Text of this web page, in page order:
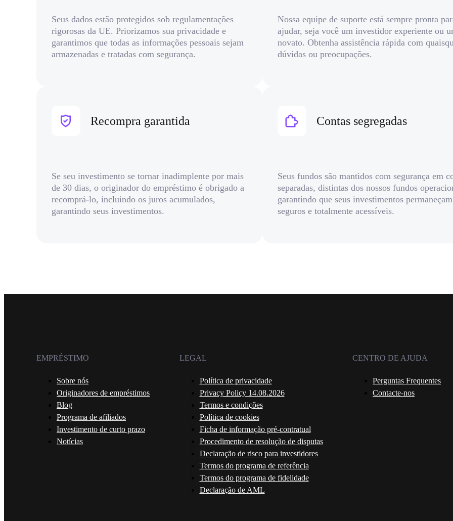
Seus dados estão protegidos sob regulamentações
rigorosas da UE. Priorizamos sua privacidade e
garantimos que todas as informações pessoais sejam
armazenadas e tratadas com segurança.
Nossa equipe de suporte está sempre pronta
ajudar, seja você um investidor experiente ou
novato. Obtenha assistência rápida com
dúvidas ou preocupações.
Recompra garantida
Se seu investimento se tornar inadimplente por mais
de 30 dias, o originador do empréstimo é obrigado a
recomprá-lo, incluindo os juros acumulados,
garantindo seus investimentos.
Contas segregadas
Seus fundos são mantidos com segurança em
separadas, distintas dos nossos fundos
garantindo que seus investimentos permaneçam
seguros e totalmente acessíveis.
EMPRÉSTIMO
Sobre nós
Originadores de empréstimos
Blog
Programa de afiliados
Investimento de curto prazo
Notícias
LEGAL
Política de privacidade
Privacy Policy 14.08.2026
Termos e condições
Política de cookies
Ficha de informação pré-contratual
Procedimento de resolução de disputas
Declaração de risco para investidores
Termos do programa de referência
Termos do programa de fidelidade
Declaração de AML
CENTRO DE AJUDA
Perguntas Frequentes
Contacte-nos